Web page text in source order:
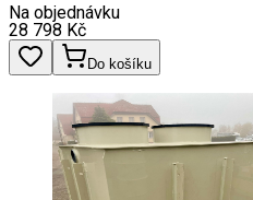
Na objednávku
28 798 Kč
Do košíku